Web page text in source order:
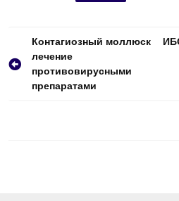
Навигация
по
записям
Контагиозный моллюск
лечение
противовирусными
препаратами